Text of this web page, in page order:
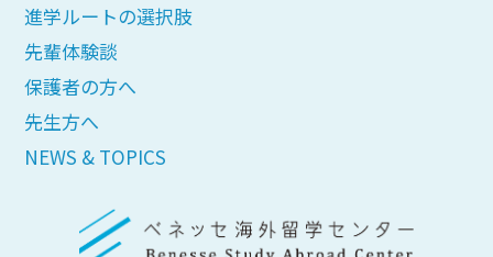
進学ルートの選択肢
先輩体験談
保護者の方へ
先生方へ
NEWS & TOPICS